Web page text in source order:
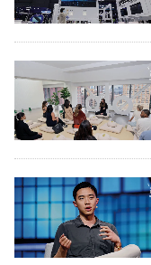
理
商
業
科
技
職
場
生